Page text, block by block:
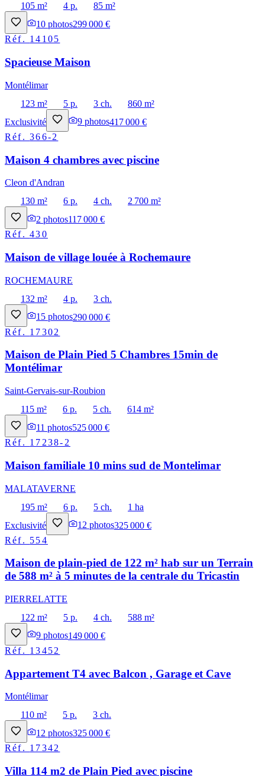
105 m²
4 p.
85 m²
10 photos299 000 €
Réf. 14105
Spacieuse Maison
Montélimar
123 m²
5 p. 3 ch.
860 m²
Exclusivité
9 photos417 000 €
Réf.366-2
Maison 4 chambres avec piscine
Cleon d'Andran
130 m²
6 p. 4 ch.
2 700 m²
2 photos117 000 €
Réf.430
Maison de village louée à Rochemaure
ROCHEMAURE
132 m²
4 p.
3 ch.
15 photos290 000 €
Réf. 17302
Maison de Plain Pied 5 Chambres 15min de
Montélimar
Saint-Gervais-sur-Roubion
115 m²
6 p. 5 ch.
614 m²
11 photos525 000 €
Réf. 17238-2
Maison familiale 10 mins sud de Montelimar
MALATAVERNE
195 m²
6 p. 5 ch.
1 ha
Exclusivité
12 photos325 000 €
Réf. 554
Maison de plain-pied de 122 m² hab sur un Terrain
de 588 m² à 5 minutes de la centrale du Tricastin
PIERRELATTE
122 m²
5 p. 4 ch.
588 m²
9 photos149 000 €
Réf. 13452
Appartement T4 avec Balcon , Garage et Cave
Montélimar
110 m²
5 p.
3 ch.
12 photos325 000 €
Réf. 17342
Villa 114 m2 de Plain Pied avec piscine